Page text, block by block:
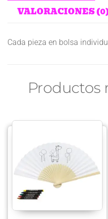
VALORACIONES
Cada pieza en bolsa
Productos